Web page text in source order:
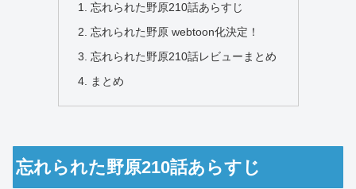
忘れられた野原210話あらすじ
忘れられた野原 webtoon化決定！
忘れられた野原210話レビューまとめ
まとめ
忘れられた野原210話あらすじ